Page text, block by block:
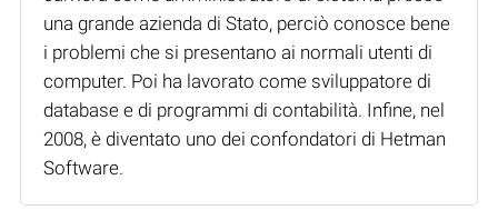
una grande azienda di Stato, perciò conosce bene
i problemi che si presentano ai normali utenti di
computer. Poi ha lavorato come sviluppatore di
database e di programmi di contabilità. Infine, nel
2008, è diventato uno dei confondatori di Hetman
Software.